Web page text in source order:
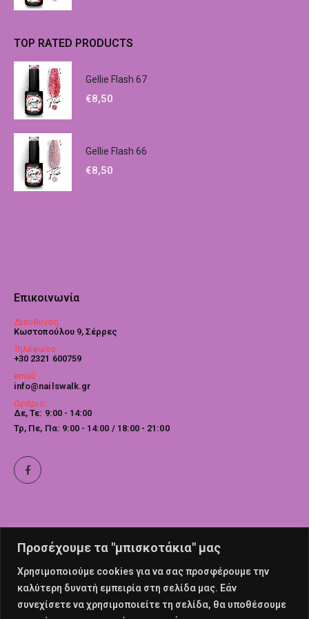
Προσέχουμε τα "μπισκοτάκια" μας
Χρησιμοποιούμε cookies για να σας προσφέρουμε την
καλύτερη δυνατή εμπειρία στη σελίδα μας. Εάν
συνεχίσετε να χρησιμοποιείτε τη σελίδα, θα υποθέσουμε
TOP RATED PRODUCTS
Gellie Flash 67
€8,50
Gellie Flash 66
€8,50
Επικοινωνία
Διεύθυνση:
Κωστοπούλου 9, Σέρρες
Τηλέφωνο:
+30 2321 600759
email:
info@nailswalk.gr
Ωράριο:
Δε, Τε: 9:00 - 14:00
Τρ, Πε, Πα: 9:00 - 14:00 / 18:00 - 21:00